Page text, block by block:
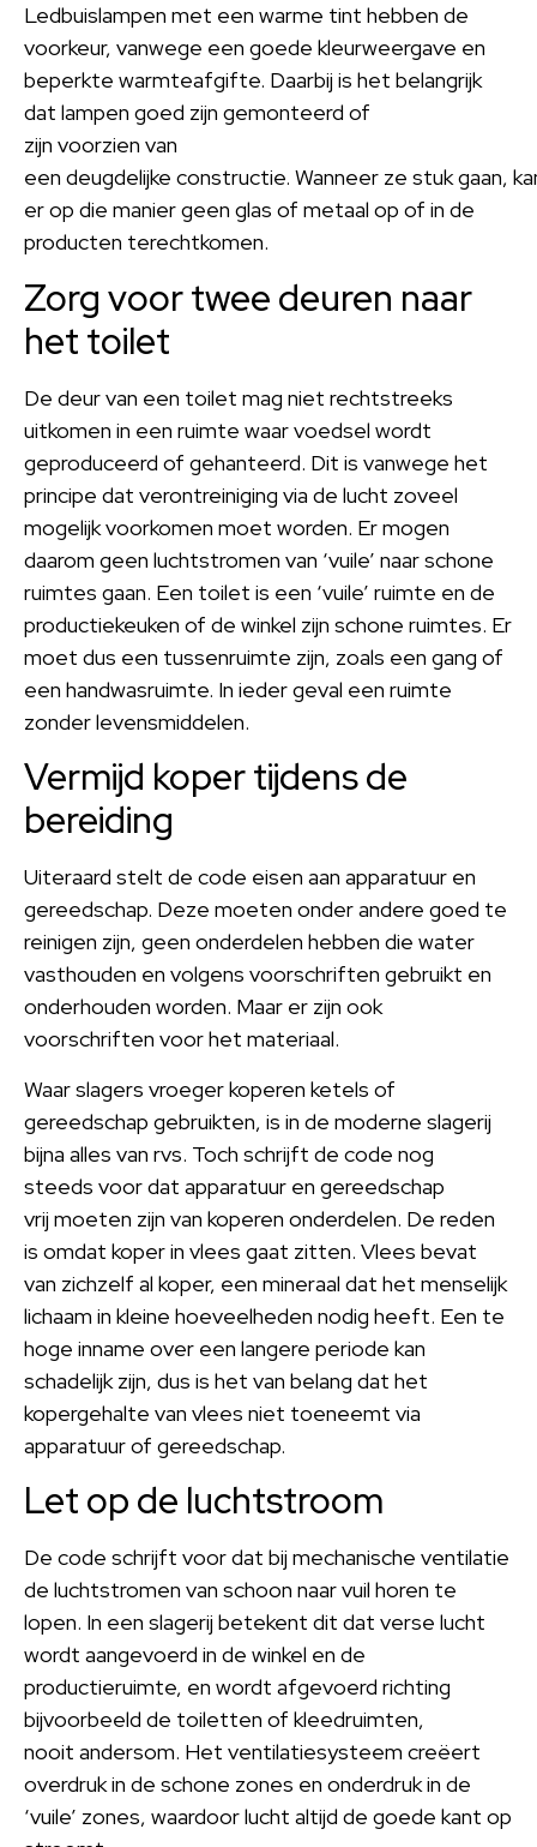
Ledbuislampen met een warme tint hebben de
voorkeur, vanwege een goede kleurweergave en
beperkte warmteafgifte. Daarbij is het belangrijk
dat lampen goed zijn gemonteerd of
zijn voorzien van
een deugdelijke constructie. Wanneer ze stuk gaan,
er op die manier geen glas of metaal op of in de
producten terechtkomen.
Zorg voor twee deuren naar
het toilet
De deur van een toilet mag niet rechtstreeks
uitkomen in een ruimte waar voedsel wordt
geproduceerd of gehanteerd. Dit is vanwege het
principe dat verontreiniging via de lucht zoveel
mogelijk voorkomen moet worden. Er mogen
daarom geen luchtstromen van ‘vuile’ naar schone
ruimtes gaan. Een toilet is een ‘vuile’ ruimte en de
productiekeuken of de winkel zijn schone ruimtes. Er
moet dus een tussenruimte zijn, zoals een gang of
een handwasruimte. In ieder geval een ruimte
zonder levensmiddelen.
Vermijd koper tijdens de
bereiding
Uiteraard stelt de code eisen aan apparatuur en
gereedschap. Deze moeten onder andere goed te
reinigen zijn, geen onderdelen hebben die water
vasthouden en volgens voorschriften gebruikt en
onderhouden worden. Maar er zijn ook
voorschriften voor het materiaal.
Waar slagers vroeger koperen ketels of
gereedschap gebruikten, is in de moderne slagerij
bijna alles van rvs. Toch schrijft de code nog
steeds voor dat apparatuur en gereedschap
vrij moeten zijn van koperen onderdelen. De reden
is omdat koper in vlees gaat zitten. Vlees bevat
van zichzelf al koper, een mineraal dat het menselijk
lichaam in kleine hoeveelheden nodig heeft. Een te
hoge inname over een langere periode kan
schadelijk zijn, dus is het van belang dat het
kopergehalte van vlees niet toeneemt via
apparatuur of gereedschap.
Let op de luchtstroom
De code schrijft voor dat bij mechanische ventilatie
de luchtstromen van schoon naar vuil horen te
lopen. In een slagerij betekent dit dat verse lucht
wordt aangevoerd in de winkel en de
productieruimte, en wordt afgevoerd richting
bijvoorbeeld de toiletten of kleedruimten,
nooit andersom. Het ventilatiesysteem creëert
overdruk in de schone zones en onderdruk in de
‘vuile’ zones, waardoor lucht altijd de goede kant op